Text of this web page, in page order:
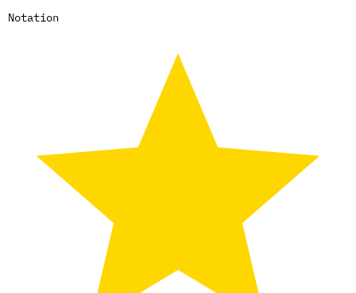
Notation